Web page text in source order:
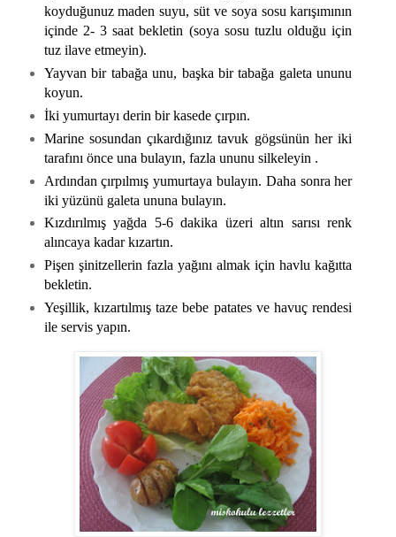
koyduğunuz maden suyu, süt ve soya sosu karışımının
içinde 2- 3 saat bekletin (soya sosu tuzlu olduğu için
tuz ilave etmeyin).
Yayvan bir tabağa unu, başka bir tabağa galeta ununu
koyun.
İki yumurtayı derin bir kasede çırpın.
Marine sosundan çıkardığınız tavuk gögsünün her iki
tarafını önce una bulayın, fazla ununu silkeleyin .
Ardından çırpılmış yumurtaya bulayın. Daha sonra her
iki yüzünü galeta ununa bulayın.
Kızdırılmış yağda 5-6 dakika üzeri altın sarısı renk
alıncaya kadar kızartın.
Pişen şinitzellerin fazla yağını almak için havlu kağıtta
bekletin.
Yeşillik, kızartılmış taze bebe patates ve havuç rendesi
ile servis yapın.